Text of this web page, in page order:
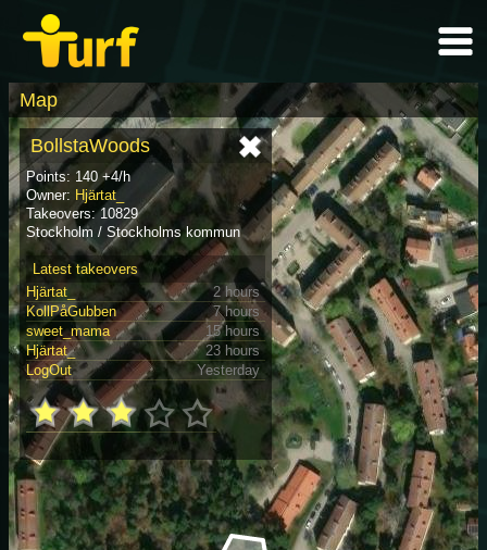
Map
BollstaWoods
Points: 140 +4/h
Owner: Hjärtat_
Takeovers: 10829
Stockholm / Stockholms kommun
Latest takeovers
Hjärtat_
2 hours
KollPåGubben
7 hours
sweet_mama
15 hours
Hjärtat_
23 hours
LogOut
Yesterday